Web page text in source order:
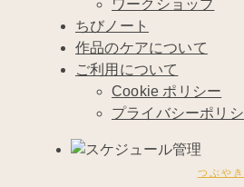
ワークショップ
ちびノート
作品のケアについて
ご利用について
Cookie ポリシー
プライバシーポリ
つぶやき